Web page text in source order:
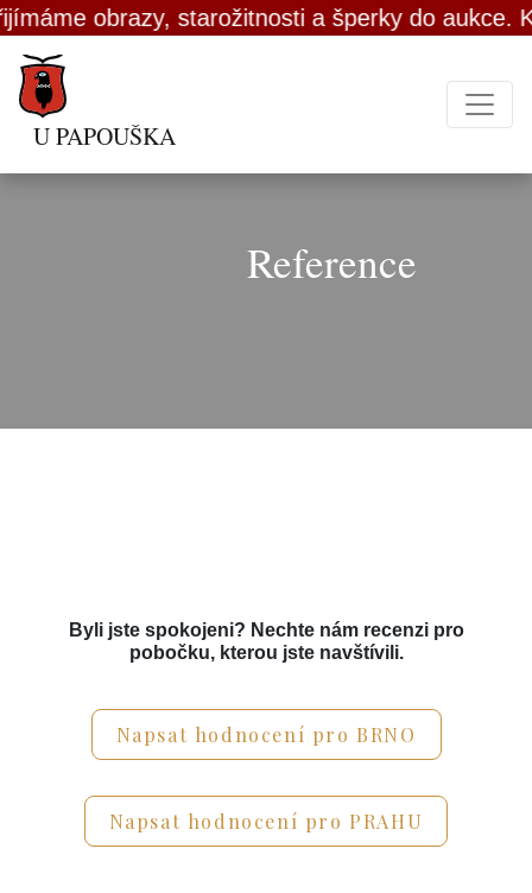
obrazy, starožitnosti a šperky do aukce.
U PAPOUŠKA
Reference
Byli jste spokojeni? Nechte nám recenzi pro
pobočku, kterou jste navštívili.
Napsat hodnocení pro BRNO
Napsat hodnocení pro PRAHU